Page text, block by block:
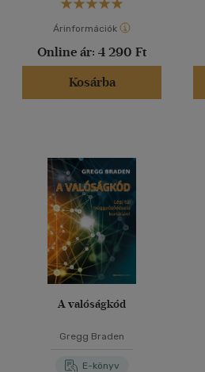
Árinformációk
Online ár: 4 290 Ft
Kosárba
A valóságkód
Gregg Braden
E-könyv